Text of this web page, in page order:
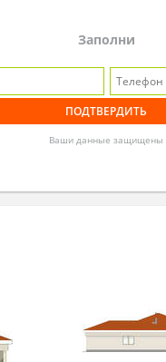
Заполни
Ваши данные защищены